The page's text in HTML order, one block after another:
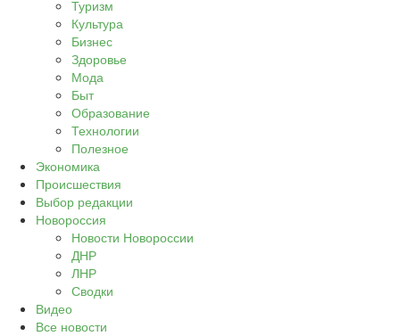
Туризм
Культура
Бизнес
Здоровье
Мода
Быт
Образование
Технологии
Полезное
Экономика
Происшествия
Выбор редакции
Новороссия
Новости Новороссии
ДНР
ЛНР
Сводки
Видео
Все новости